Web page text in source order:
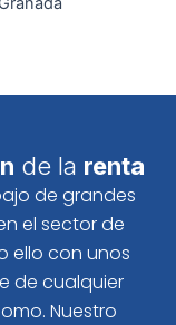
de la renta
de grandes
el sector de
ello con unos
de cualquier
Nuestro